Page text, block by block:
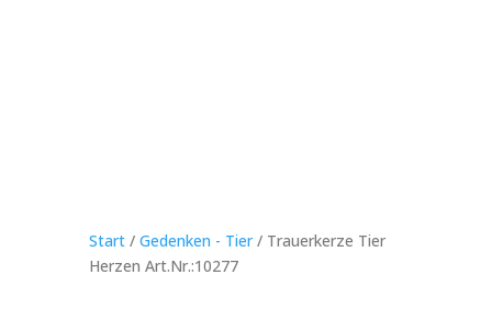
Start/ Gedenken - Tier/ Trauerkerze Tier
Herzen Art.Nr.:10277